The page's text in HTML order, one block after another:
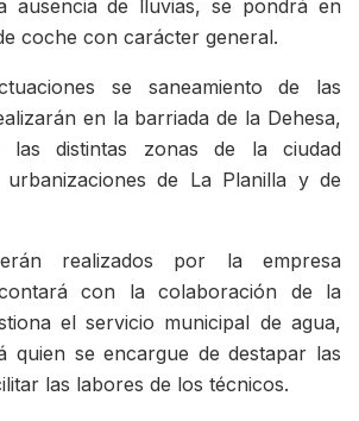
ausencia de lluvias, se pondrá en
coche con carácter general.
se saneamiento de las
en la barriada de la Dehesa,
distintas zonas de la ciudad
de La Planilla y de
realizados por la empresa
con la colaboración de la
el servicio municipal de agua,
quien se encargue de destapar las
las labores de los técnicos.